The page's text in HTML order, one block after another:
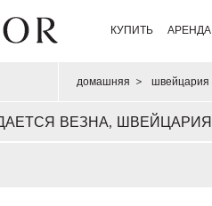
КУПИТЬ АРЕНДА
домашняя > швейцария
ВЕЗНА, ШВЕЙЦАРИЯ